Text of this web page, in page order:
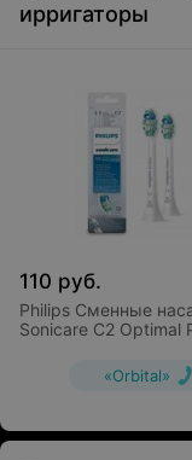
ирригаторы
110 руб.
Philips Сменные
Sonicare C2 Optimal
«Orbital»